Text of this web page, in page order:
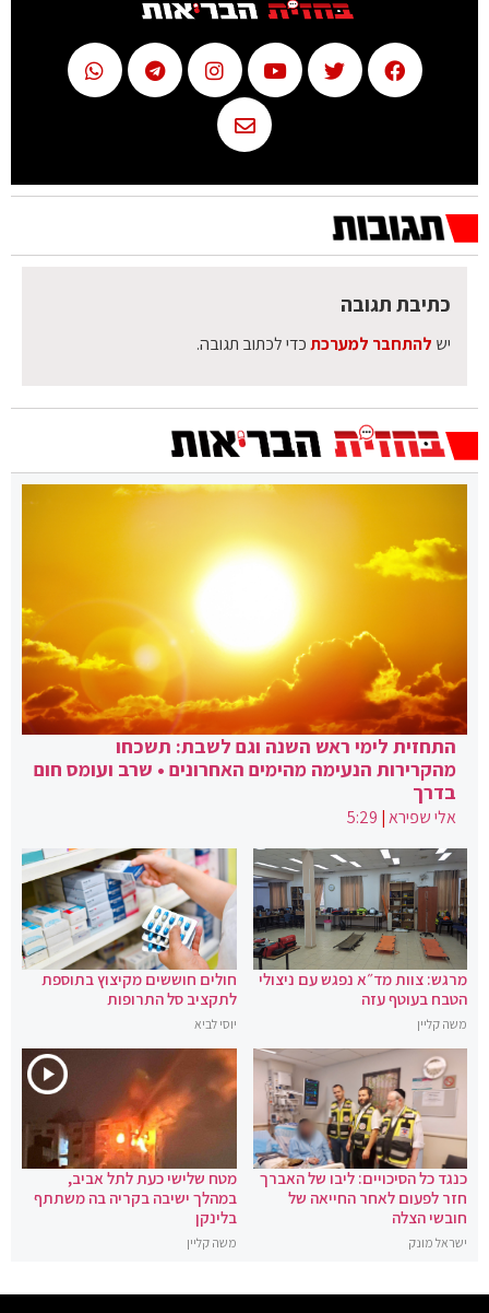
כתיבת תגובה
יש להתחבר למערכתכדי לכתוב תגובה.
התחזית לימי ראש השנה וגם לשבת: תשכחו
מהקרירות הנעימה מהימים האחרונים • שרב ועומס חום
בדרך
אלי שפירא|
5:29
מרגש: צוות מד״א נפגש עם ניצולי
הטבח בעוטף עזה
משה קליין
חולים חוששים מקיצוץ בתוספת
לתקציב סל התרופות
יוסי לביא
כנגד כל הסיכויים: ליבו של האברך
חזר לפעום לאחר החייאה של
חובשי הצלה
ישראל מונק
מטח שלישי כעת לתל אביב,
במהלך ישיבה בקריה בה משתתף
בלינקן
משה קליין